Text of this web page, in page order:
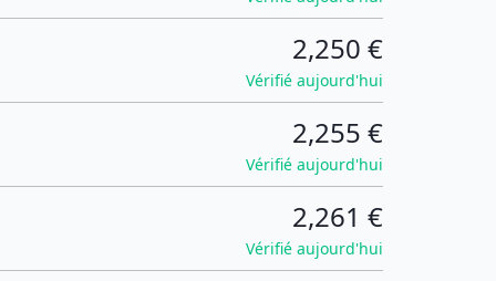
2,250 €
Vérifié aujourd'hui
2,255 €
Vérifié aujourd'hui
2,261 €
Vérifié aujourd'hui